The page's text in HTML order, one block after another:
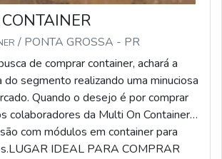
/ PONTA GROSSA - PR
de comprar container, achará a
segmento realizando uma minuciosa
Quando o desejo é por comprar
colaboradores da Multi On Container
com módulos em container para
IDEAL PARA COMPRAR